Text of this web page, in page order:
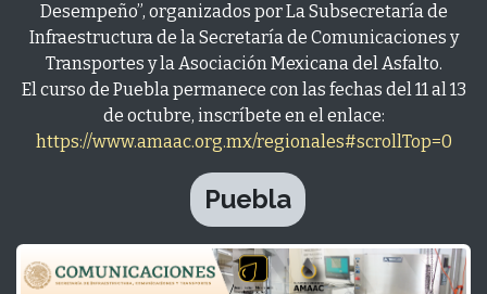
Desempeño”, organizados por La Subsecretaría de
Infraestructura de la Secretaría de Comunicaciones y
Transportes y la Asociación Mexicana del Asfalto.
El curso de Puebla permanece con las fechas del 11 al 13
de octubre, inscríbete en el enlace:
https://www.amaac.org.mx/regionales#scrollTop=0
Puebla